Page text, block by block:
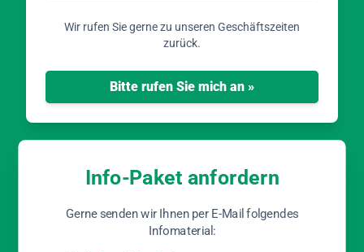
Wir rufen Sie gerne zu unseren Geschäftszeiten
zurück.
Bitte rufen Sie mich an »
Info-Paket anfordern
Gerne senden wir Ihnen per E-Mail folgendes
Infomaterial: